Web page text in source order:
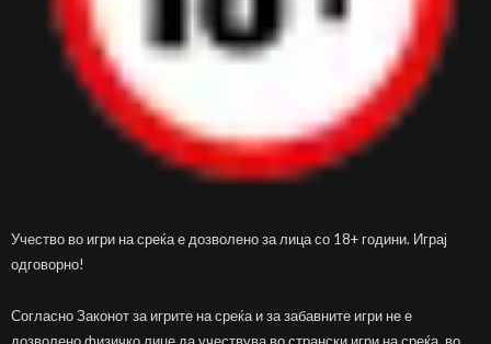
Учество во игри на среќа е дозволено за лица со 18+ години. Играј
одговорно!
Согласно Законот за игрите на среќа и за забавните игри не е